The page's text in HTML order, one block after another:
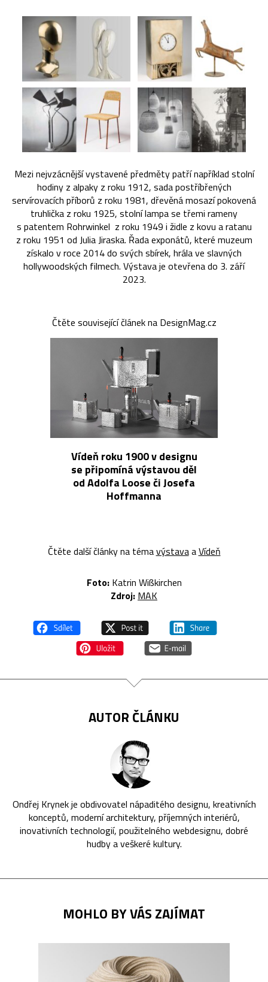
Mezi nejvzácnější vystavené předměty patří například stolní
hodiny z alpaky z roku 1912, sada postříbřených
servírovacích příborů z roku 1981, dřevěná mosazí pokovená
truhlička z roku 1925, stolní lampa se třemi rameny
s patentem Rohrwinkel z roku 1949 i židle z kovu a ratanu
z roku 1951 od Julia Jiraska. Řada exponátů, které muzeum
získalo v roce 2014 do svých sbírek, hrála ve slavných
hollywoodských filmech. Výstava je otevřena do 3. září
2023.
Čtěte související článek na DesignMag.cz
Vídeň roku 1900 v designu
se připomíná výstavou děl
od Adolfa Loose či Josefa
Hoffmanna
Čtěte další články na témavýstavaaVídeň
Foto:Katrin Wißkirchen
Zdroj: MAK
AUTOR ČLÁNKU
Ondřej Krynek je obdivovatel nápaditého designu, kreativních
konceptů, moderní architektury, příjemných interiérů,
inovativních technologií, použitelného webdesignu, dobré
hudby a veškeré kultury.
MOHLO BY VÁS ZAJÍMAT